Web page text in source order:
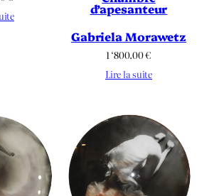
d’apesanteur
Gabriela Morawetz
1 ‘800.00€
Lire la suite